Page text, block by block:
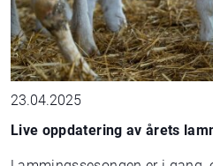
23.04.2025
Live oppdatering av årets